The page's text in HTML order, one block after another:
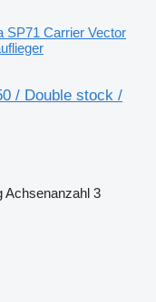
SP71 Carrier Vector
/ Double stock /
Achsenanzahl 3